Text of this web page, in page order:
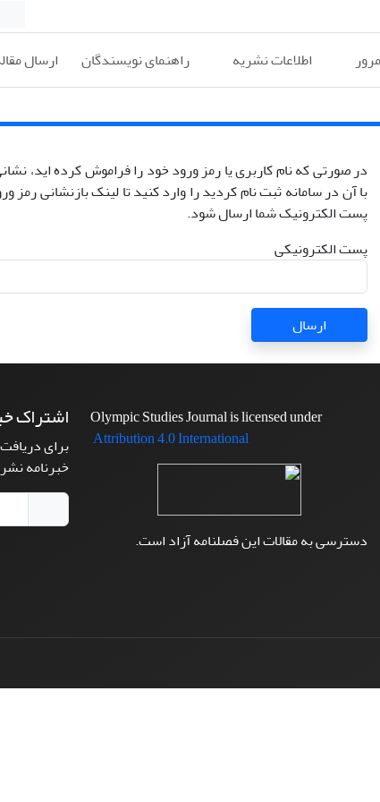
مرور اطلاعات نشریه راهنمای نویسندگان ارسال
در صورتی که نام کاربری یا رمز ورود خود را فراموش کرده اید،
با آن در سامانه ثبت نام کردید را وارد کنید تا لینک بازنشانی رمز
پست الکترونیک شما ارسال شود.
پست الکترونیکی
ارسال
Olympic Studies Journal is licensed under
Attribution 4.0 International
دسترسی به مقالات این فصلنامه آزاد است.
اشتراک
برای
خبرنامه